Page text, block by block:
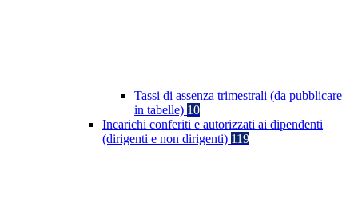
Tassi di assenza trimestrali (da pubblicare
in tabelle) 10
Incarichi conferiti e autorizzati ai dipendenti
(dirigenti e non dirigenti) 119